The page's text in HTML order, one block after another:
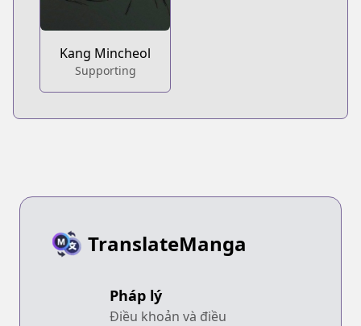
Kang Mincheol
Supporting
TranslateManga
Pháp lý
Điều khoản và điều